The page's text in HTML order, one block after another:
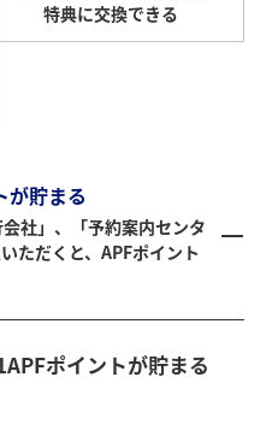
特典に交換できる
貯まる
社」、「予約案内センタ
ただくと、APFポイント
ポイントが貯まる